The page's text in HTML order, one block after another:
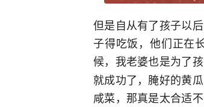
但是自从有了孩子以
子得吃饭，他们正在
候，我老婆也是为了
就成功了，腌好的黄
咸菜，那真是太合适